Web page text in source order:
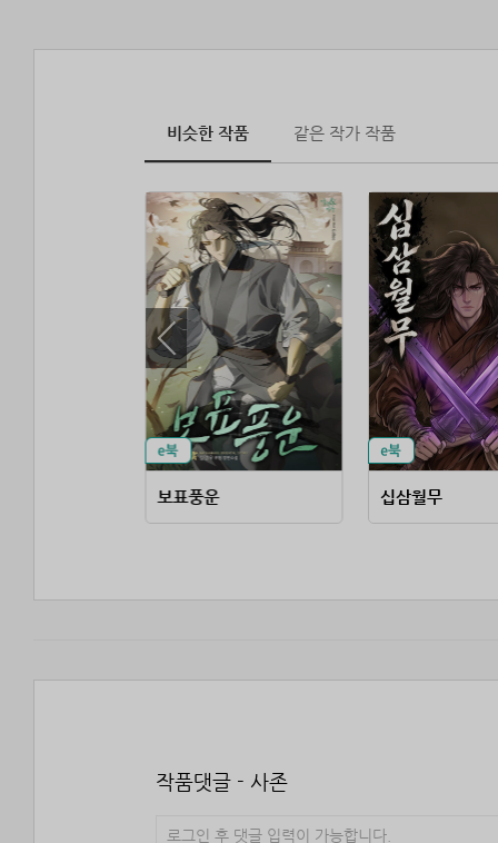
비슷한 작품 같은 작가 작품
보표풍운 십삼월무
작품댓글 - 사존
로그인 후 댓글 입력이 가능합니다.